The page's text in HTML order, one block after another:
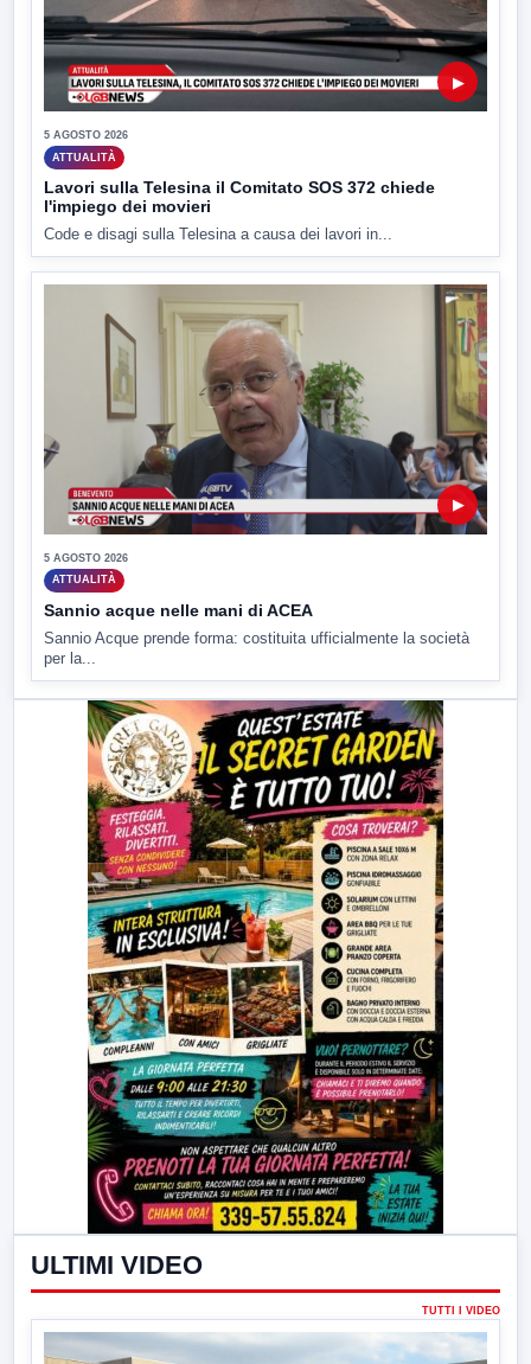
▶
5 AGOSTO 2026
ATTUALITÀ
Lavori sulla Telesina il Comitato SOS 372 chiede
l'impiego dei movieri
Code e disagi sulla Telesina a causa dei lavori in...
▶
5 AGOSTO 2026
ATTUALITÀ
Sannio acque nelle mani di ACEA
Sannio Acque prende forma: costituita ufficialmente la società
per la...
ULTIMI VIDEO
TUTTI I VIDEO